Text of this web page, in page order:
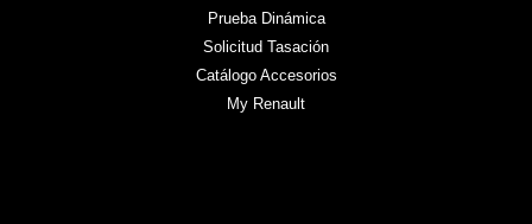
Prueba Dinámica
Solicitud Tasación
Catálogo Accesorios
My Renault